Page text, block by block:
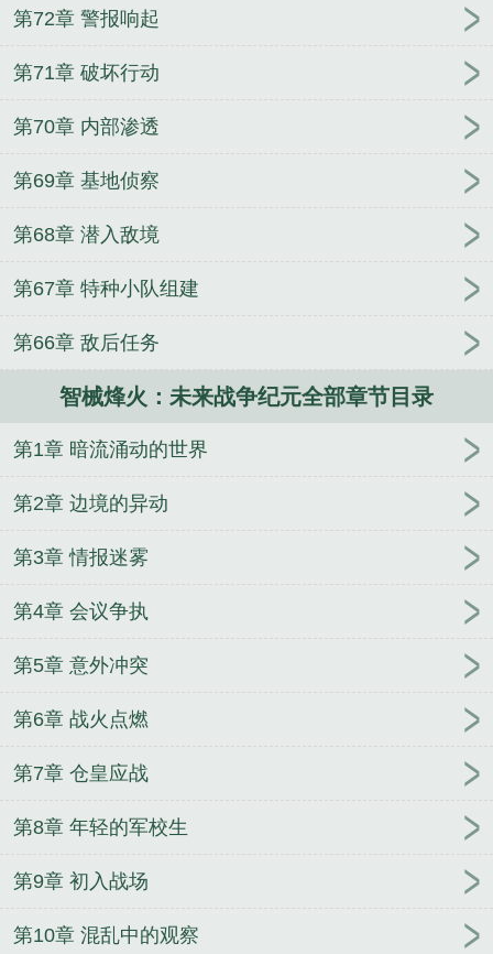
第72章 警报响起
第71章 破坏行动
第70章 内部渗透
第69章 基地侦察
第68章 潜入敌境
第67章 特种小队组建
第66章 敌后任务
智械烽火：未来战争纪元全部章节目录
第1章 暗流涌动的世界
第2章 边境的异动
第3章 情报迷雾
第4章 会议争执
第5章 意外冲突
第6章 战火点燃
第7章 仓皇应战
第8章 年轻的军校生
第9章 初入战场
第10章 混乱中的观察